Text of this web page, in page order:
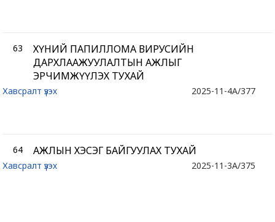
63
ХҮНИЙ ПАПИЛЛОМА ВИРУСИЙН
ДАРХЛААЖУУЛАЛТЫН АЖЛЫГ
ЭРЧИМЖҮҮЛЭХ ТУХАЙ
2025-11-4A/377
Хавсралт үзэх
64 АЖЛЫН ХЭСЭГ БАЙГУУЛАХ ТУХАЙ
2025-11-3A/375
Хавсралт үзэх